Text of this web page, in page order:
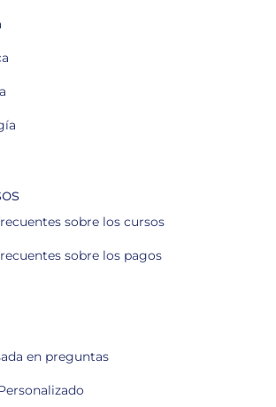
sobre los cursos
sobre los pagos
en preguntas